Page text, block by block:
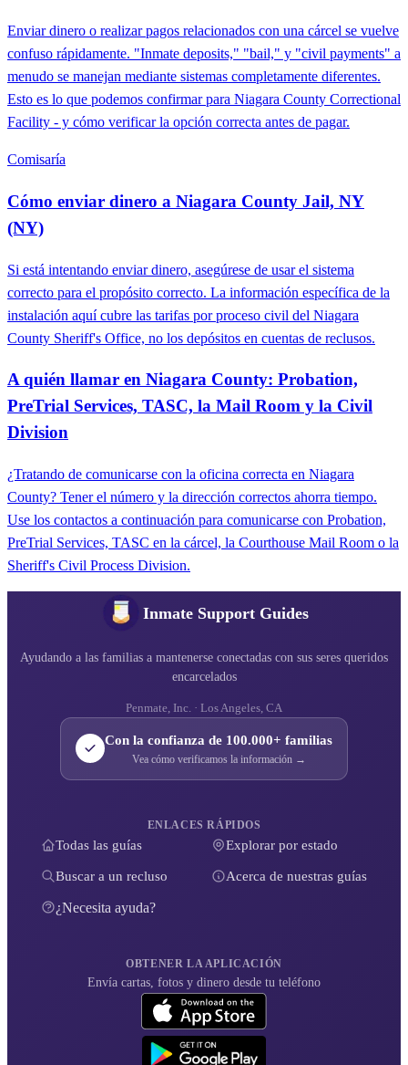
Enviar dinero o realizar pagos relacionados con una cárcel se vuelve
confuso rápidamente. "Inmate deposits," "bail," y "civil payments" a
menudo se manejan mediante sistemas completamente diferentes.
Esto es lo que podemos confirmar para Niagara County Correctional
Facility - y cómo verificar la opción correcta antes de pagar.
Comisaría
Cómo enviar dinero a Niagara County Jail, NY
(NY)
Si está intentando enviar dinero, asegúrese de usar el sistema
correcto para el propósito correcto. La información específica de la
instalación aquí cubre las tarifas por proceso civil del Niagara
County Sheriff's Office, no los depósitos en cuentas de reclusos.
A quién llamar en Niagara County: Probation,
PreTrial Services, TASC, la Mail Room y la Civil
Division
¿Tratando de comunicarse con la oficina correcta en Niagara
County? Tener el número y la dirección correctos ahorra tiempo.
Use los contactos a continuación para comunicarse con Probation,
PreTrial Services, TASC en la cárcel, la Courthouse Mail Room o la
Sheriff's Civil Process Division.
Inmate Support Guides
Ayudando a las familias a mantenerse conectadas con sus seres queridos
encarcelados
Penmate, Inc. · Los Angeles, CA
Con la confianza de 100.000+ familias
Vea cómo verificamos la información →
ENLACES RÁPIDOS
Todas las guías Explorar por estado
Buscar a un recluso Acerca de nuestras guías
¿Necesita ayuda?
OBTENER LA APLICACIÓN
Envía cartas, fotos y dinero desde tu teléfono